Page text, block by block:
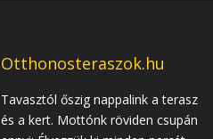
Otthonosteraszok.hu
Tavasztól őszig nappalink a terasz
és a kert. Mottónk röviden csupán